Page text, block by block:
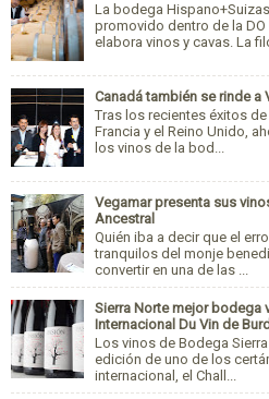
La bodega
promovido dentro de la DO
elabora vinos y cavas. La
Canadá también se rinde
Tras los recientes éxitos
Francia y el Reino Unido,
los vinos de la bod...
Vegamar presenta sus
Ancestral
Quién iba a decir que el
tranquilos del monje
convertir en una de las ...
Sierra Norte mejor bodega
Internacional Du Vin de
Los vinos de Bodega
edición de uno de los
internacional, el Chall...